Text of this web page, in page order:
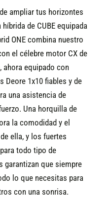
ampliar tus horizontes
de CUBE equipada
ONE combina nuestro
el célebre motor CX de
ahora equipado con
Deore 1x10 fiables y de
una asistencia de
Una horquilla de
la comodidad y el
ella, y los fuertes
todo tipo de
que siempre
lo que necesitas para
con una sonrisa.